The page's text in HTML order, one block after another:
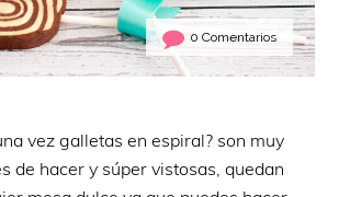
0 Comentarios
vez galletas en espiral? son muy
de hacer y súper vistosas, quedan